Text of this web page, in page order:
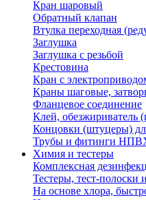
Кран шаровый
Обратный клапан
Втулка переходная
Заглушка
Заглушка с резьбой
Крестовина
Кран с
Краны шаговые,
Фланцевое соединение
Клей, обезжириватель
Концовки (штуцеры)
Трубы и фитинги
Химия и тестеры
Комплексная
Тестеры, тест-полоски
На основе хлора,